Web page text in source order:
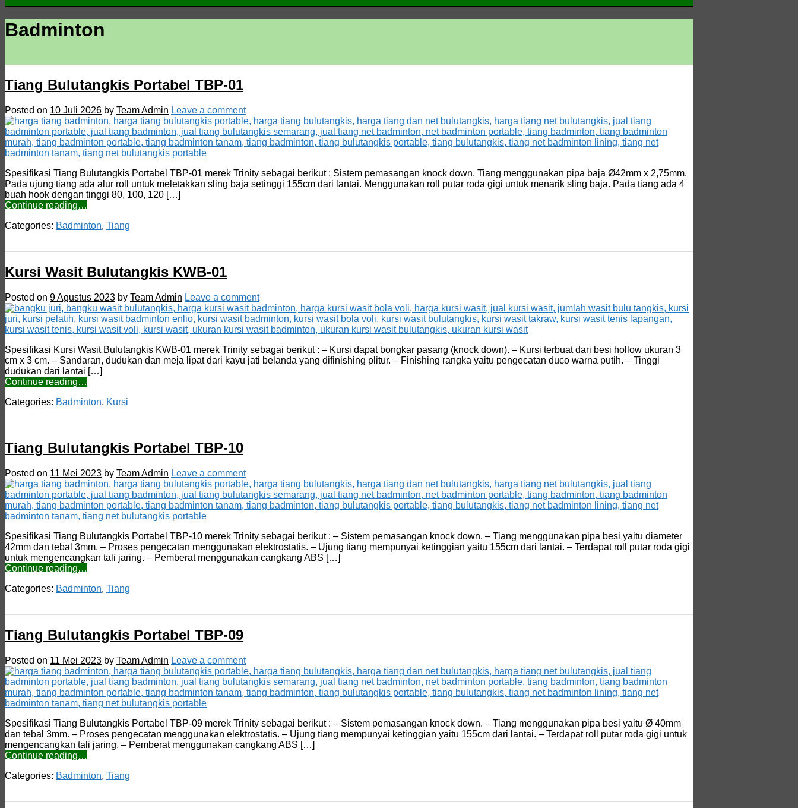
Badminton
Tiang Bulutangkis Portabel TBP-01
Posted on 10 Juli 2026 by Team Admin Leave a comment
Spesifikasi Tiang Bulutangkis Portabel TBP-01 merek Trinity sebagai berikut : Sistem pemasangan knock down. Tiang menggunakan pipa baja Ø42mm x 2,75mm.
Pada ujung tiang ada alur roll untuk meletakkan sling baja setinggi 155cm dari lantai. Menggunakan roll putar roda gigi untuk menarik sling baja. Pada tiang ada 4
buah hook dengan tinggi 80, 100, 120 […]
Continue reading…
Categories: Badminton, Tiang
Kursi Wasit Bulutangkis KWB-01
Posted on 9 Agustus 2023 by Team Admin Leave a comment
Spesifikasi Kursi Wasit Bulutangkis KWB-01 merek Trinity sebagai berikut : – Kursi dapat bongkar pasang (knock down). – Kursi terbuat dari besi hollow ukuran 3
cm x 3 cm. – Sandaran, dudukan dan meja lipat dari kayu jati belanda yang difinishing plitur. – Finishing rangka yaitu pengecatan duco warna putih. – Tinggi
dudukan dari lantai […]
Continue reading…
Categories: Badminton, Kursi
Tiang Bulutangkis Portabel TBP-10
Posted on 11 Mei 2023 by Team Admin Leave a comment
Spesifikasi Tiang Bulutangkis Portabel TBP-10 merek Trinity sebagai berikut : – Sistem pemasangan knock down. – Tiang menggunakan pipa besi yaitu diameter
42mm dan tebal 3mm. – Proses pengecatan menggunakan elektrostatis. – Ujung tiang mempunyai ketinggian yaitu 155cm dari lantai. – Terdapat roll putar roda gigi
untuk mengencangkan tali jaring. – Pemberat menggunakan cangkang ABS […]
Continue reading…
Categories: Badminton, Tiang
Tiang Bulutangkis Portabel TBP-09
Posted on 11 Mei 2023 by Team Admin Leave a comment
Spesifikasi Tiang Bulutangkis Portabel TBP-09 merek Trinity sebagai berikut : – Sistem pemasangan knock down. – Tiang menggunakan pipa besi yaitu Ø 40mm
dan tebal 3mm. – Proses pengecatan menggunakan elektrostatis. – Ujung tiang mempunyai ketinggian yaitu 155cm dari lantai. – Terdapat roll putar roda gigi untuk
mengencangkan tali jaring. – Pemberat menggunakan cangkang ABS […]
Continue reading…
Categories: Badminton, Tiang